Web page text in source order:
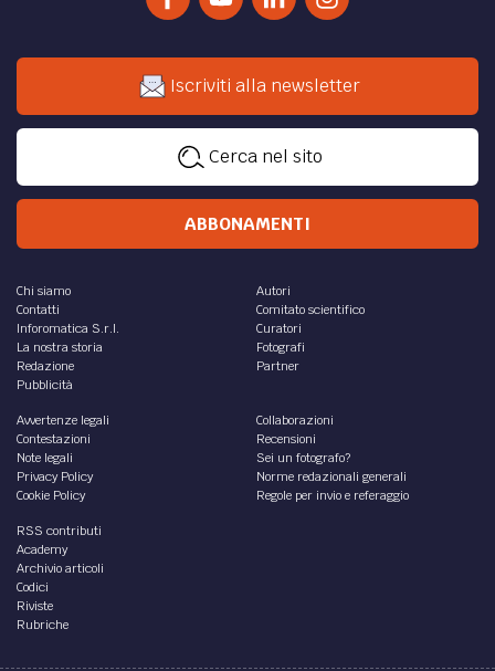
Iscriviti alla newsletter
Cerca nel sito
ABBONAMENTI
Chi siamo
Contatti
Inforomatica S.r.l.
La nostra storia
Redazione
Pubblicità
Autori
Comitato scientifico
Curatori
Fotografi
Partner
Avvertenze legali
Contestazioni
Note legali
Privacy Policy
Cookie Policy
Collaborazioni
Recensioni
Sei un fotografo?
Norme redazionali generali
Regole per invio e referaggio
RSS contributi
Academy
Archivio articoli
Codici
Riviste
Rubriche